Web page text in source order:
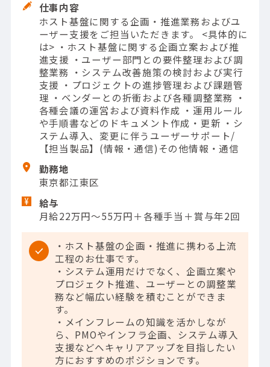
仕事内容
ホスト基盤に関する企画・推進業務およびユ
ーザー支援をご担当いただきます。 <具体的に
は> ・ホスト基盤に関する企画立案および推
進支援 ・ユーザー部門との要件整理および調
整業務 ・システム改善施策の検討および実行
支援 ・プロジェクトの進捗管理および課題管
理 ・ベンダーとの折衝および各種調整業務 ・
各種会議の運営および資料作成 ・運用ルール
や手順書などのドキュメント作成・更新 ・シ
ステム導入、変更に伴うユーザーサポート/
【担当製品】(情報・通信)その他情報・通信
勤務地
東京都江東区
給与
月給22万円～55万円＋各種手当＋賞与年2回
・ホスト基盤の企画・推進に携わる上流
工程のお仕事です。
・システム運用だけでなく、企画立案や
プロジェクト推進、ユーザーとの調整業
務など幅広い経験を積むことができま
す。
・メインフレームの知識を活かしなが
ら、PMOやインフラ企画、システム導入
支援などへキャリアアップを目指したい
方におすすめのポジションです。